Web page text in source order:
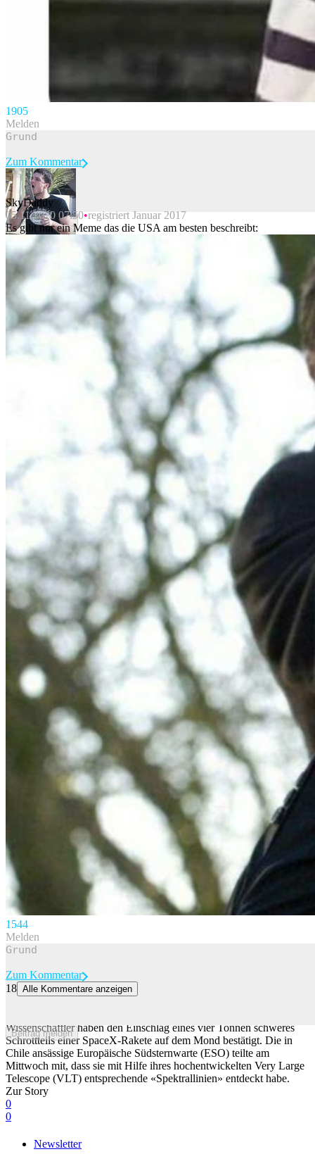
1905
Melden
Beitrag melden
Zum Kommentar
SkyDaddy
05.11.2020 07:50 registriert Januar 2017
Es gibt nur ein Meme das die USA am besten beschreibt:
1544
Melden
Beitrag melden
Zum Kommentar
18 Alle Kommentare anzeigen
Wissenschaftler haben den Einschlag eines vier Tonnen schweres
Schrottteils einer SpaceX-Rakete auf dem Mond bestätigt. Die in
Chile ansässige Europäische Südsternwarte (ESO) teilte am
Mittwoch mit, dass sie mit Hilfe ihres hochentwickelten Very Large
Telescope (VLT) entsprechende «Spektrallinien» entdeckt habe.
Zur Story
0
0
Newsletter